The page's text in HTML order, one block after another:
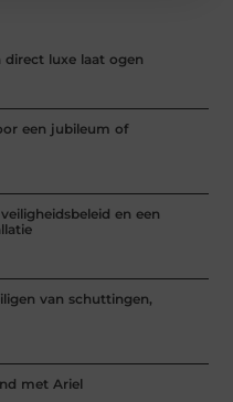
luxe laat ogen
een jubileum of
en een
van schuttingen,
met Ariel